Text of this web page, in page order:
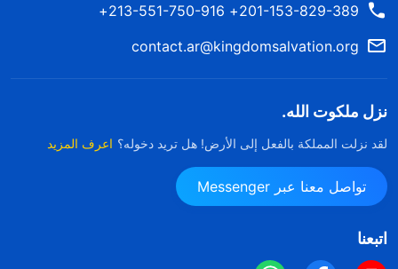
201-153-829-389+ 213-551-750-916+
contact.ar@kingdomsalvation.org
نزل ملكوت الله.
لقد نزلت المملكة بالفعل إلى الأرض! هل تريد دخوله؟ اعرف المزيد
تواصل معنا عبر Messenger
اتبعنا